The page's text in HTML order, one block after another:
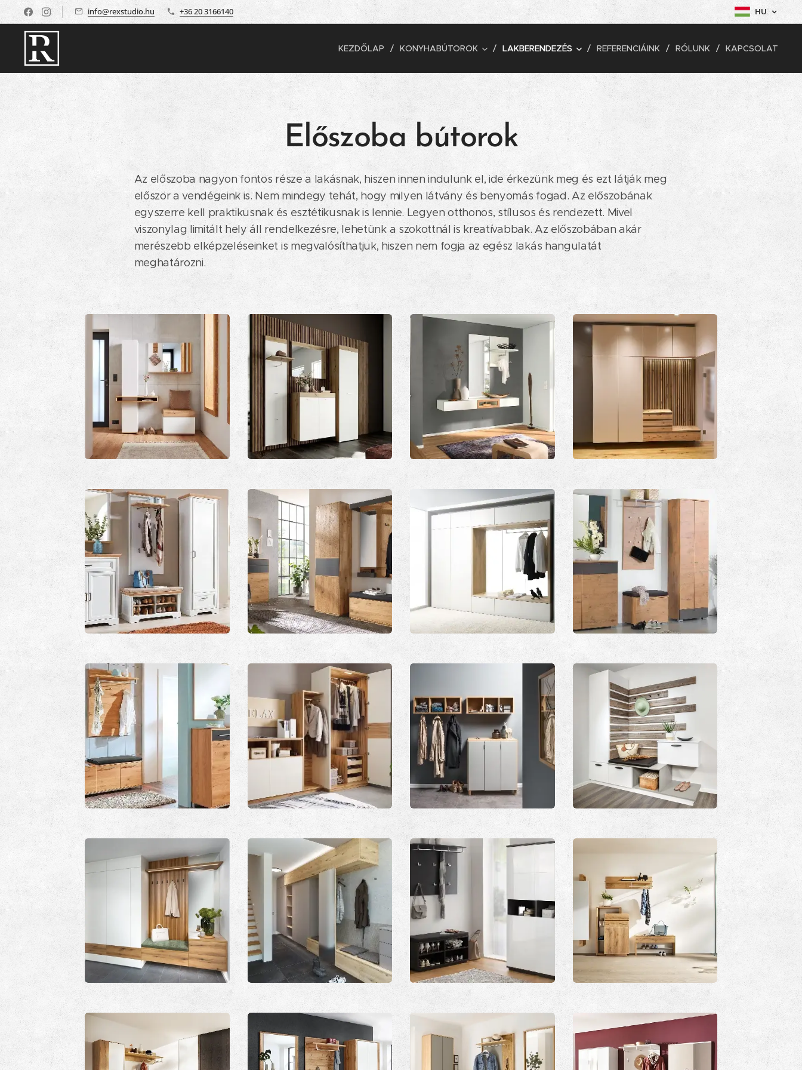
info@rexstudio.hu +36 20 3166140 HU
KEZDŐLAP KONYHABÚTOROK LAKBERENDEZÉS REFERENCIÁINK RÓLUNK KAPCSOLAT
Előszoba bútorok
Az előszoba nagyon fontos része a lakásnak, hiszen innen indulunk el, ide érkezünk meg és ezt látják meg
először a vendégeink is. Nem mindegy tehát, hogy milyen látvány és benyomás fogad. Az előszobának
egyszerre kell praktikusnak és esztétikusnak is lennie. Legyen otthonos, stílusos és rendezett. Mivel
viszonylag limitált hely áll rendelkezésre, lehetünk a szokottnál is kreatívabbak. Az előszobában akár
merészebb elképzeléseinket is megvalósíthatjuk, hiszen nem fogja az egész lakás hangulatát
meghatározni.